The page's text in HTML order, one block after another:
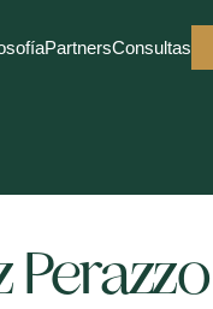
Perazzo
PartnersConsultas